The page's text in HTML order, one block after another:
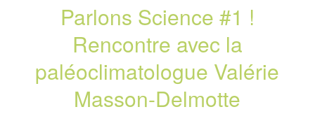
Parlons Science #1 !
Rencontre avec la
paléoclimatologue Valérie
Masson-Delmotte